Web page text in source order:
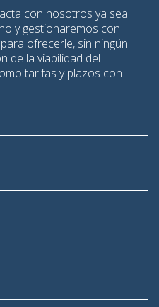
con nosotros ya sea
y gestionaremos con
ofrecerle, sin ningún
de la viabilidad del
tarifas y plazos con